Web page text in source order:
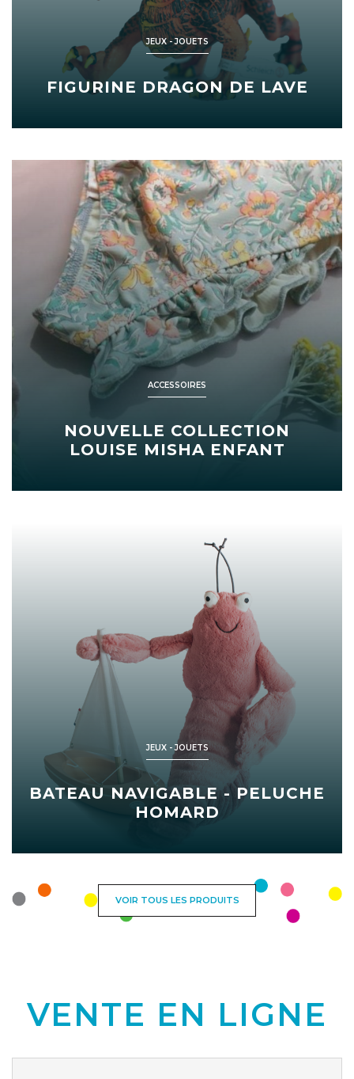
JEUX - JOUETS
FIGURINE DRAGON DE LAVE
ACCESSOIRES
NOUVELLE COLLECTION
LOUISE MISHA ENFANT
JEUX - JOUETS
BATEAU NAVIGABLE - PELUCHE
HOMARD
VOIR TOUS LES PRODUITS
VENTE EN LIGNE